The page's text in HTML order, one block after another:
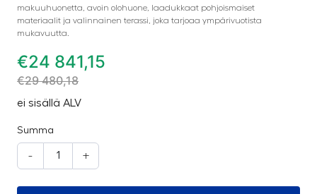
makuuhuonetta, avoin olohuone, laadukkaat pohjoismaiset
materiaalit ja valinnainen terassi, joka tarjoaa ympärivuotista
mukavuutta.
€24 841,15
€29 480,18
ei sisällä ALV
Summa
- +